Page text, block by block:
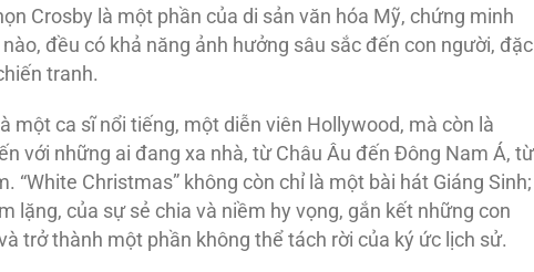
Crosby là một phần của di sản văn hóa Mỹ, chứng minh
đều có khả năng ảnh hưởng sâu sắc đến con người, đặc
tranh.
một ca sĩ nổi tiếng, một diễn viên Hollywood, mà còn là
với những ai đang xa nhà, từ Châu Âu đến Đông Nam Á, từ
“White Christmas” không còn chỉ là một bài hát Giáng Sinh;
lặng, của sự sẻ chia và niềm hy vọng, gắn kết những con
trở thành một phần không thể tách rời của ký ức lịch sử.